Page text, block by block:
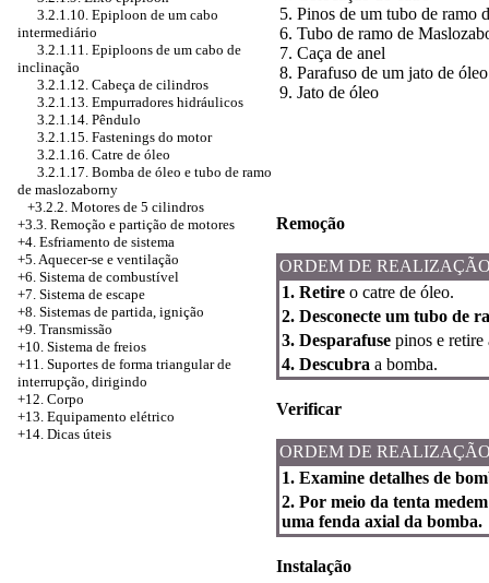
3.2.1.10. Epiploon de um cabo
intermediário
3.2.1.11. Epiploons de um cabo de
inclinação
3.2.1.12. Cabeça de cilindros
3.2.1.13. Empurradores hidráulicos
3.2.1.14. Pêndulo
3.2.1.15. Fastenings do motor
3.2.1.16. Catre de óleo
3.2.1.17. Bomba de óleo e tubo de ramo
de maslozaborny
+3.2.2. Motores de 5 cilindros
+3.3. Remoção e partição de motores
+4. Esfriamento de sistema
+5. Aquecer-se e ventilação
+6. Sistema de combustível
+7. Sistema de escape
+8. Sistemas de partida, ignição
+9. Transmissão
+10. Sistema de freios
+11. Suportes de forma triangular de
interrupção, dirigindo
+12. Corpo
+13. Equipamento elétrico
+14. Dicas úteis
5. Pinos de um tubo de ramo
6. Tubo de ramo de
7. Caça de anel
8. Parafuso de um jato de óleo
9. Jato de óleo
Remoção
ORDEM DE
1. Retire o catre de óleo.
2. Desconecte um tubo de
3. Desparafuse pinos e retire
4. Descubra a bomba.
Verificar
ORDEM DE
1. Examine detalhes de
2. Por meio da tenta
uma fenda axial da bomba.
Instalação